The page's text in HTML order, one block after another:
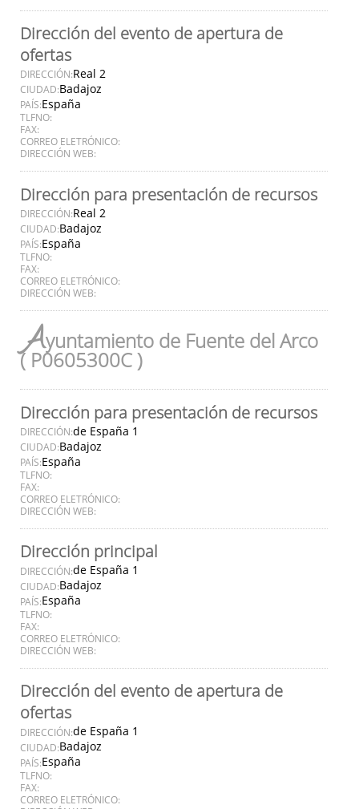
Dirección del evento de apertura de
ofertas
DIRECCIÓN:Real 2
CIUDAD:Badajoz
PAÍS:España
TLFNO:
FAX:
CORREO ELETRÓNICO:
DIRECCIÓN WEB:
Dirección para presentación de recursos
DIRECCIÓN:Real 2
CIUDAD:Badajoz
PAÍS:España
TLFNO:
FAX:
CORREO ELETRÓNICO:
DIRECCIÓN WEB:
Ayuntamiento de Fuente del Arco
( P0605300C )
Dirección para presentación de recursos
DIRECCIÓN:de España 1
CIUDAD:Badajoz
PAÍS:España
TLFNO:
FAX:
CORREO ELETRÓNICO:
DIRECCIÓN WEB:
Dirección principal
DIRECCIÓN:de España 1
CIUDAD:Badajoz
PAÍS:España
TLFNO:
FAX:
CORREO ELETRÓNICO:
DIRECCIÓN WEB:
Dirección del evento de apertura de
ofertas
DIRECCIÓN:de España 1
CIUDAD:Badajoz
PAÍS:España
TLFNO:
FAX:
CORREO ELETRÓNICO: